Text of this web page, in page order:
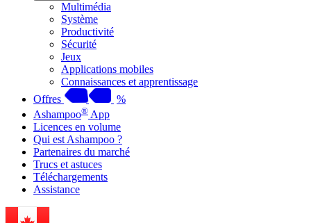
Multimédia
Système
Productivité
Sécurité
Jeux
Applications mobiles
Connaissances et apprentissage
Offres
%
Ashampoo® App
Licences en volume
Qui est Ashampoo ?
Partenaires du marché
Trucs et astuces
Téléchargements
Assistance